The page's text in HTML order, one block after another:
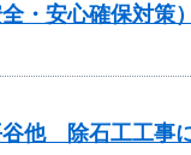
・安心確保対
他 除石工工事